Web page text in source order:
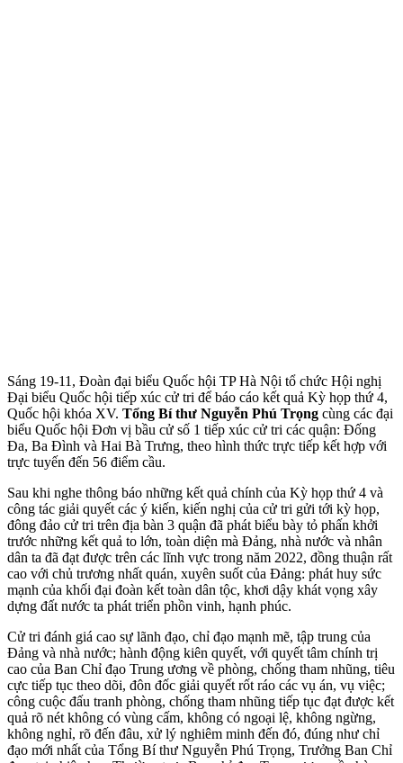
Sáng 19-11, Đoàn đại biểu Quốc hội TP Hà Nội tổ chức Hội nghị
Đại biểu Quốc hội tiếp xúc cử tri để báo cáo kết quả Kỳ họp thứ 4,
Quốc hội khóa XV. Tổng Bí thư Nguyễn Phú Trọng cùng các đại
biểu Quốc hội Đơn vị bầu cử số 1 tiếp xúc cử tri các quận: Đống
Đa, Ba Đình và Hai Bà Trưng, theo hình thức trực tiếp kết hợp với
trực tuyến đến 56 điểm cầu.
Sau khi nghe thông báo những kết quả chính của Kỳ họp thứ 4 và
công tác giải quyết các ý kiến, kiến nghị của cử tri gửi tới kỳ họp,
đông đảo cử tri trên địa bàn 3 quận đã phát biểu bày tỏ phấn khởi
trước những kết quả to lớn, toàn diện mà Đảng, nhà nước và nhân
dân ta đã đạt được trên các lĩnh vực trong năm 2022, đồng thuận rất
cao với chủ trương nhất quán, xuyên suốt của Đảng: phát huy sức
mạnh của khối đại đoàn kết toàn dân tộc, khơi dậy khát vọng xây
dựng đất nước ta phát triển phồn vinh, hạnh phúc.
Cử tri đánh giá cao sự lãnh đạo, chỉ đạo mạnh mẽ, tập trung của
Đảng và nhà nước; hành động kiên quyết, với quyết tâm chính trị
cao của Ban Chỉ đạo Trung ương về phòng, chống tham nhũng, tiêu
cực tiếp tục theo dõi, đôn đốc giải quyết rốt ráo các vụ án, vụ việc;
công cuộc đấu tranh phòng, chống tham nhũng tiếp tục đạt được kết
quả rõ nét không có vùng cấm, không có ngoại lệ, không ngừng,
không nghỉ, rõ đến đâu, xử lý nghiêm minh đến đó, đúng như chỉ
đạo mới nhất của Tổng Bí thư Nguyễn Phú Trọng, Trưởng Ban Chỉ